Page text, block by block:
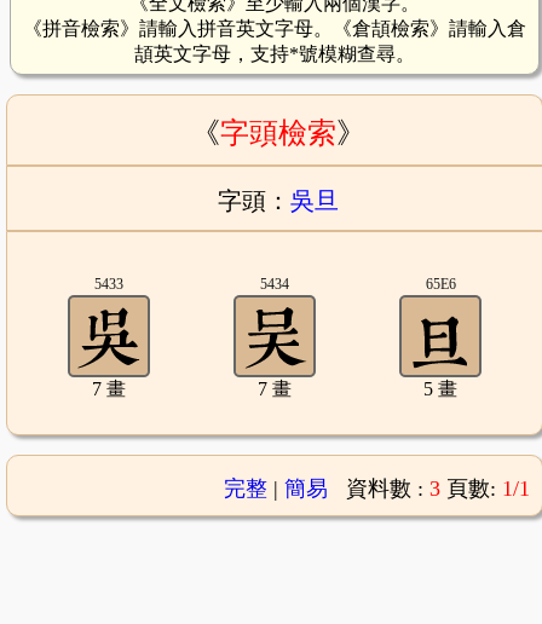
《拼音檢索》請輸入拼音英文字母。《倉頡檢索》請輸入倉
頡英文字母，支持*號模糊查尋。
《字頭檢索》
字頭： 吳旦
5433
7 畫
5434
7 畫
65E6
5 畫
完整| 簡易 資料數 : 3 頁數: 1/1